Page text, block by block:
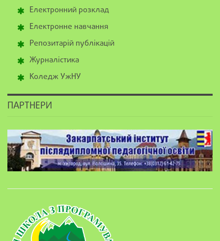
Електронний розклад
Електронне навчання
Репозитарій публікацій
Журналістика
Коледж УжНУ
ПАРТНЕРИ